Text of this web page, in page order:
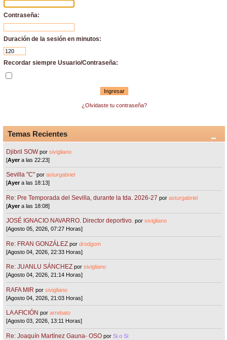
Contraseña:
Duración de la sesión en minutos:
Recordar siempre Usuario/Contraseña:
¿Olvidaste tu contraseña?
Temas Recientes
Djibril SOW porsivigliano
[Ayera las 22:23]
Sevilla "C"porasturgabriel
[Ayera las 18:13]
Re: Pre Temporada del Sevilla, durante la tda. 2026-27 porasturgabriel
[Ayera las 18:08]
JOSÉ IGNACIO NAVARRO. Director deportivo. porsivigliano
[Agosto 05, 2026, 07:27 Horas]
Re: FRAN GONZÁLEZ pordrodgom
[Agosto 04, 2026, 22:33 Horas]
Re: JUANLU SÁNCHEZ porsivigliano
[Agosto 04, 2026, 21:14 Horas]
RAFA MIR porsivigliano
[Agosto 04, 2026, 21:03 Horas]
LA AFICIÓN porarrebato
[Agosto 03, 2026, 13:11 Horas]
Re: Joaquín Martínez Gauna- OSO porSi o Si